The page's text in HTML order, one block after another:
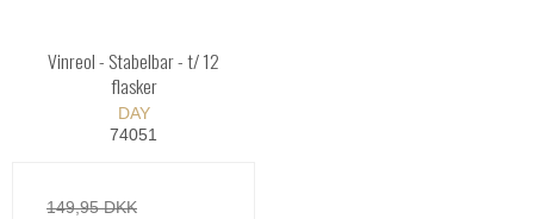
Vinreol - Stabelbar - t/ 12
flasker
DAY
74051
149,95 DKK